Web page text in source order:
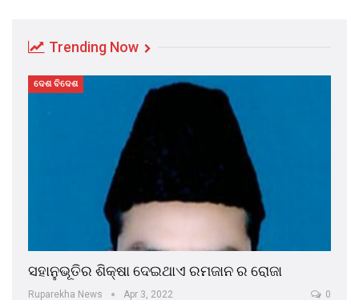
Trending Now
ଦେଶ ବିଦେଶ
ସହାନୁଭୂତିର ଶିକ୍ଷା ଦେଇଥାଏ ରମଜାନ ର ରୋଜା
Ruparekha News Apr 3, 2022 0